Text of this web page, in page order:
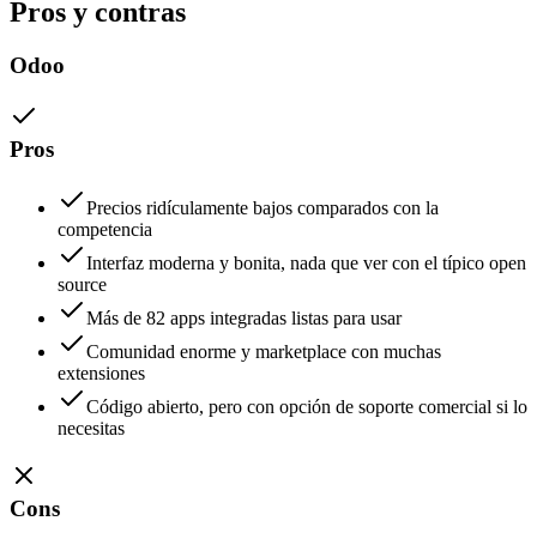
Pros y contras
Odoo
Pros
Precios ridículamente bajos comparados con la
competencia
Interfaz moderna y bonita, nada que ver con el típico open
source
Más de 82 apps integradas listas para usar
Comunidad enorme y marketplace con muchas
extensiones
Código abierto, pero con opción de soporte comercial si lo
necesitas
Cons